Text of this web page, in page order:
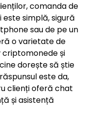
comanda de
simplă, sigură
sau de pe un
o varietate de
criptomonede și
dorește să știe
este da,
clienți oferă chat
și asistență